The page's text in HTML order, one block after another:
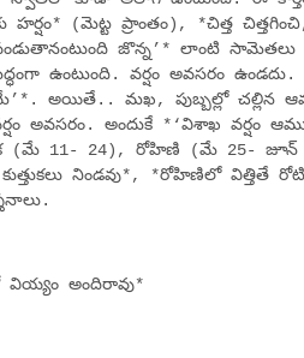
(మెట్ట ప్రాంతం), *చిత్త
పండుతానంటుంది జొన్న’* లాంటి
ఉంటుంది. వర్షం అవసరం
అయితే.. మఖ, పుబ్బల్లో చల్లిన
అవసరం. అందుకే *‘విశాఖ వర్షం
(మే 11- 24), రోహిణి (మే 25- జూన్‌
కుత్తుకలు నిండవు*, *రోహిణిలో విత్తితే
అందిరావు*